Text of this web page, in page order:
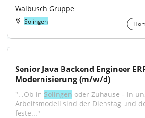
Walbusch Gruppe
Solingen
Senior Java Backend Engineer
Modernisierung (m/w/d)
"...Ob in Solingen oder Zuhause – in
Arbeitsmodell sind der Dienstag und
feste..."